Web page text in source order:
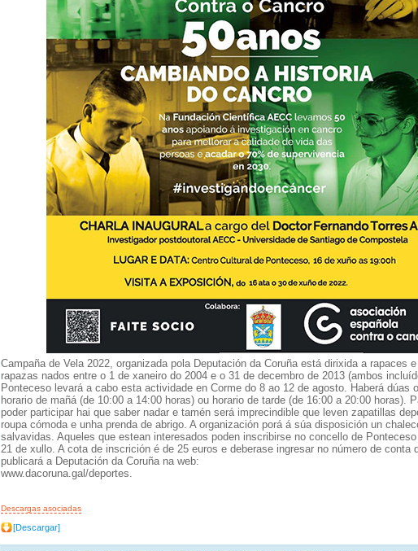
Campaña de Vela 2022, organizada pola Deputación da Coruña está dirixida a rapaces e
rapazas nados entre o 1 de xaneiro do 2004 e o 31 de decembro de 2013 (ambos
Ponteceso levará a cabo esta actividade en Corme do 8 ao 12 de agosto. Haberá dúas
horario de mañá (de 10:00 a 14:00 horas) ou horario de tarde (de 16:00 a 20:00 horas).
poder participar hai que saber nadar e tamén será imprecindible que leven zapatillas
roupa cómoda e unha prenda de abrigo. A organización porá á súa disposición un
salvavidas. Aqueles que estean interesados poden inscribirse no concello de
21 de xullo. A cota de inscrición é de 25 euros e deberase ingresar no número de conta
publicará a Deputación da Coruña na web:
www.dacoruna.gal/deportes.
Descargas asociadas
[Descargar]